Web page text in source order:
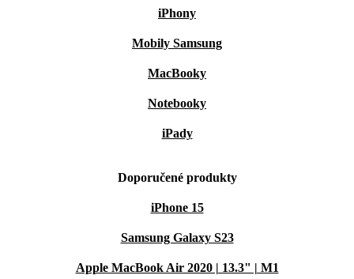
Kapacita úložiště: 128 GB, 512 GB
iPhony
Mobily Samsung
MacBooky
Notebooky
iPady
Doporučené produkty
iPhone 15
Samsung Galaxy S23
Apple MacBook Air 2020 | 13.3" | M1